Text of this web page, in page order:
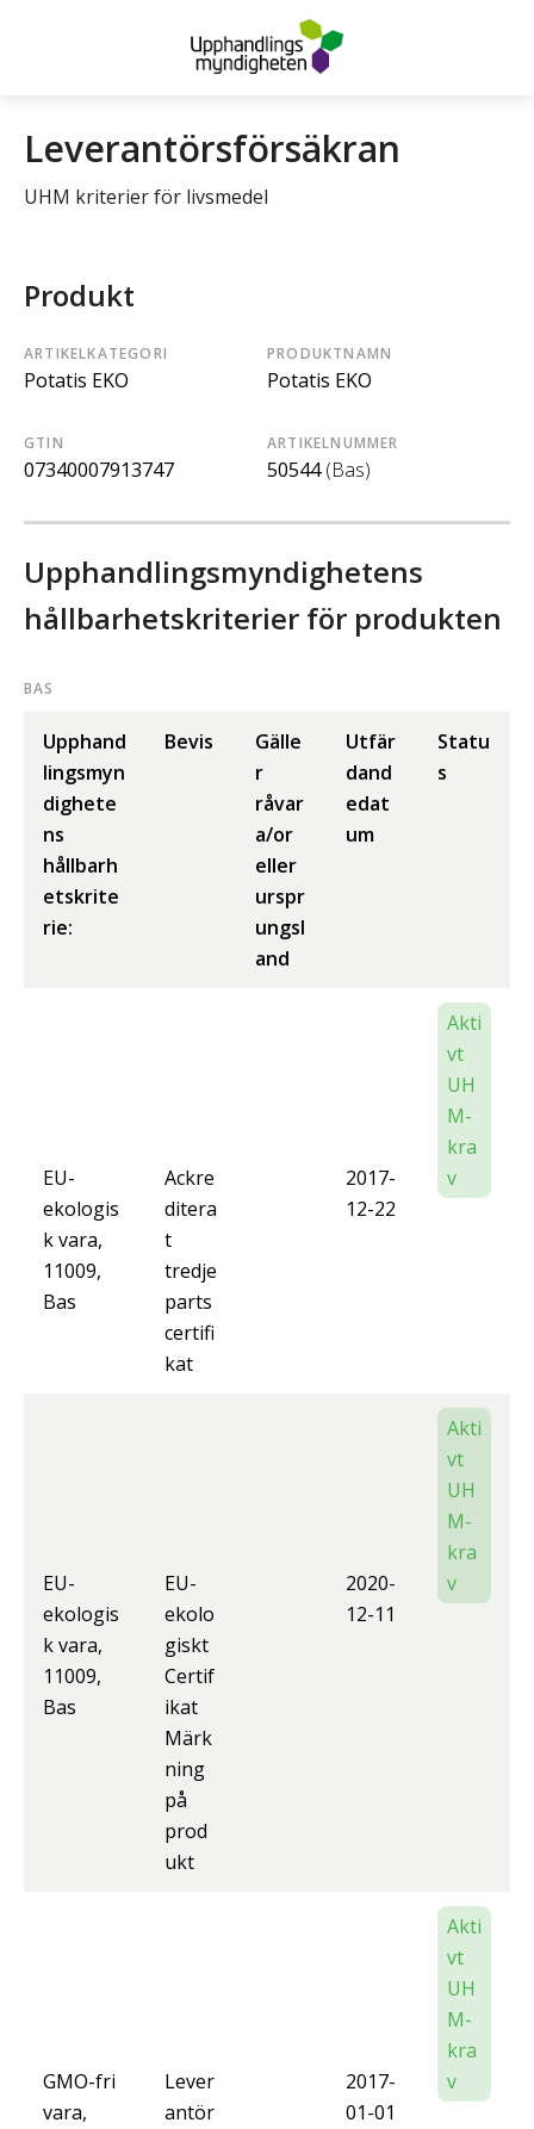
Leverantörsförsäkran
UHM kriterier för livsmedel
Produkt
ARTIKELKATEGORI
Potatis EKO
PRODUKTNAMN
Potatis EKO
GTIN
07340007913747
ARTIKELNUMMER
50544 (Bas)
Upphandlingsmyndighetens
hållbarhetskriterier för produkten
BAS
Upphand
lingsmyn
dighete
ns
hållbarh
etskrite
rie:
Bevis
Gälle
r
råvar
a/or
eller
urspr
ungsl
and
Utfär
dand
edat
um
Statu
s
EU-
ekologis
k vara,
11009,
Bas
Ackre
ditera
t
tredje
parts
certifi
kat
2017-
12-22
Akti
vt
UH
M-
kra
v
EU-
ekologis
k vara,
11009,
Bas
EU-
ekolo
giskt
Certif
ikat
Märk
ning
på
prod
ukt
2020-
12-11
Akti
vt
UH
M-
kra
v
GMO-fri
vara,
Lever
antör
2017-
01-01
Akti
vt
UH
M-
kra
v